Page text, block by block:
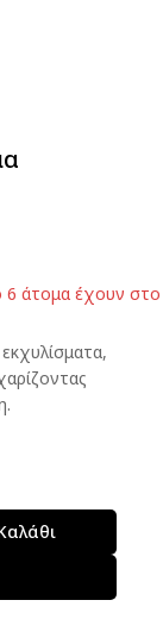
άτομα έχουν στο